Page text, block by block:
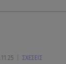
έναν άντρα σαν
ΣΧΕΣΕΙΣ